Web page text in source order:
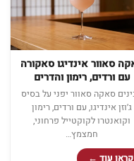
סאוור אינדיגו סאקורה
עם ורדים, רימון והדרים
סאקה סאוור יפני על בסיס
ג׳וזן אינדיגו, עם ורדים, רימון
וקואנטרו לקוקטייל פרחוני,
חמצמץ…